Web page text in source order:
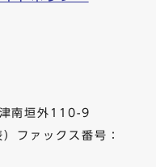
南垣外110-9
）ファックス番号：